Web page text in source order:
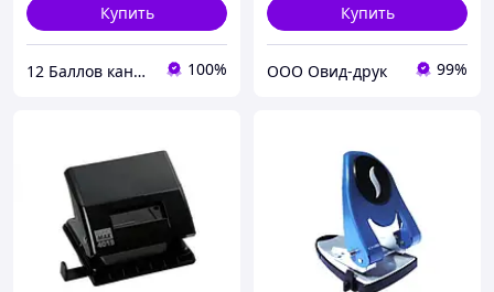
Купить
12 Баллов канцтовары оптом и в розницу 100%
Купить
ООО Овид-друк 99%